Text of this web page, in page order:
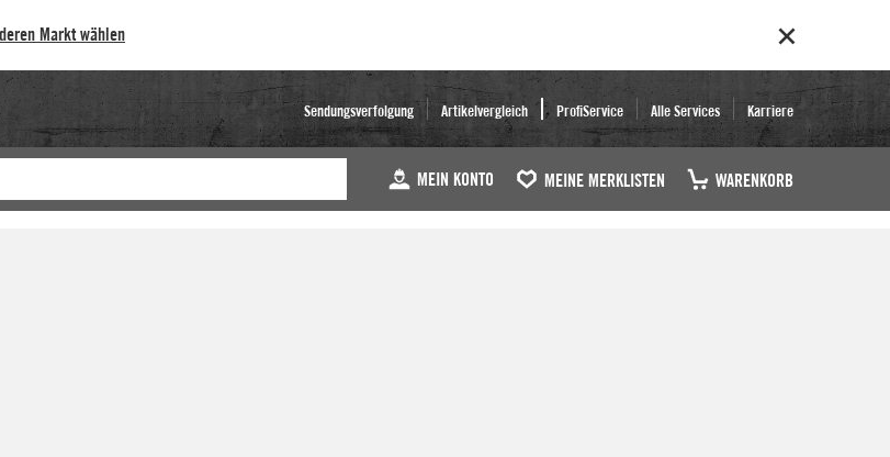
Markt wählen
Sendungsverfolgung Artikelvergleich ProfiService Alle Services Karriere
MEIN KONTO MEINE MERKLISTEN WARENKORB